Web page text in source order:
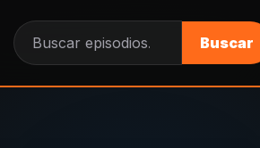
Buscar episodios
Buscar